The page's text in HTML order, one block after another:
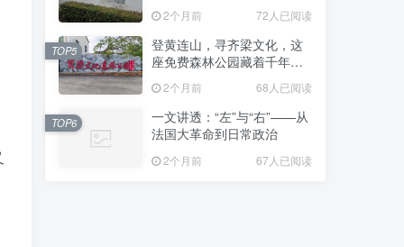
2个月前 72人已阅读
登黄连山，寻齐梁文化，这
座免费森林公园藏着千年风
雅与山野诗意
2个月前 68人已阅读
TOP5
一文讲透：“左”与“右”——从
法国大革命到日常政治
2个月前 67人已阅读
TOP6